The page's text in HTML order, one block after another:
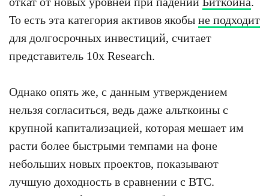
То есть эта категория активов якобы не подходит
для долгосрочных инвестиций, считает
представитель 10x Research.
Однако опять же, с данным утверждением
нельзя согласиться, ведь даже альткоины с
крупной капитализацией, которая мешает им
расти более быстрыми темпами на фоне
небольших новых проектов, показывают
лучшую доходность в сравнении с BTC.